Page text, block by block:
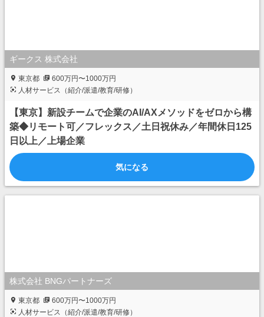
ギークス 株式会社
東京都
600万円〜1000万円
人材サービス（紹介/派遣/教育/研修）
【東京】新設チームで企業のAI/AXメソッドをゼロから構
築◆リモート可／フレックス／土日祝休み／年間休日125
日以上／上場企業
気になる
株式会社 BNGパートナーズ
東京都
600万円〜1000万円
人材サービス（紹介/派遣/教育/研修）